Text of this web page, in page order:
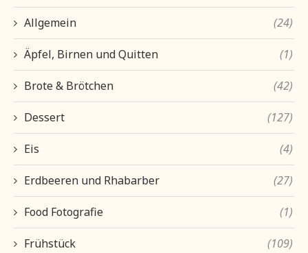
Allgemein (24)
Äpfel, Birnen und Quitten (1)
Brote & Brötchen (42)
Dessert (127)
Eis (4)
Erdbeeren und Rhabarber (27)
Food Fotografie (1)
Frühstück (109)